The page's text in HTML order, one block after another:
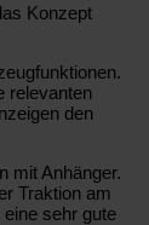
Konzept
relevanten
den
mit Anhänger.
Traktion am
sehr gute